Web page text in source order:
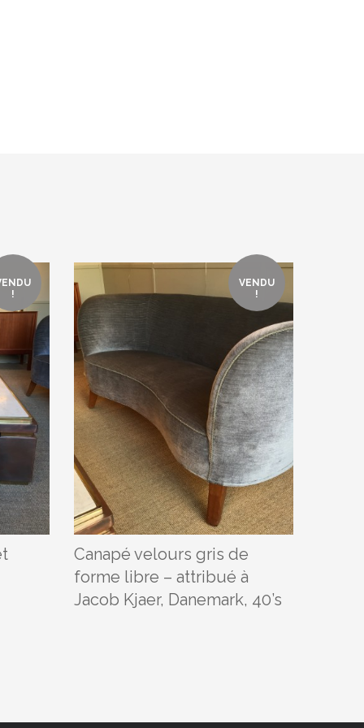
!
VENDU
!
Canapé velours gris de
forme libre – attribué à
Jacob Kjaer, Danemark, 40’s